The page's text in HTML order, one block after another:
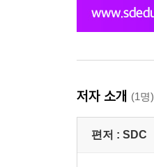
저자 소개 (1명)
편저 : SDC